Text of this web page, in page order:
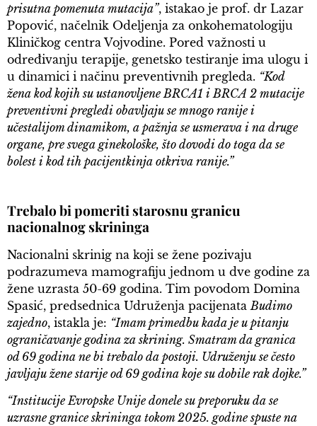
prisutna pomenuta mutacija”, istakao je prof. dr Lazar
Popović, načelnik Odeljenja za onkohematologiju
Kliničkog centra Vojvodine. Pored važnosti u
određivanju terapije, genetsko testiranje ima ulogu i
u dinamici i načinu preventivnih pregleda. “Kod
žena kod kojih su ustanovljene BRCA1 i BRCA 2 mutacije
preventivni pregledi obavljaju se mnogo ranije i
učestalijom dinamikom, a pažnja se usmerava i na druge
organe, pre svega ginekološke, što dovodi do toga da se
bolest i kod tih pacijentkinja otkriva ranije.”
Trebalo bi pomeriti starosnu granicu
nacionalnog skrininga
Nacionalni skrinig na koji se žene pozivaju
podrazumeva mamografiju jednom u dve godine za
žene uzrasta 50-69 godina. Tim povodom Domina
Spasić, predsednica Udruženja pacijenata Budimo
zajedno, istakla je: “Imam primedbu kada je u pitanju
ograničavanje godina za skrining. Smatram da granica
od 69 godina ne bi trebalo da postoji. Udruženju se često
javljaju žene starije od 69 godina koje su dobile rak dojke.”
“Institucije Evropske Unije donele su preporuku da se
uzrasne granice skrininga tokom 2025. godine spuste na